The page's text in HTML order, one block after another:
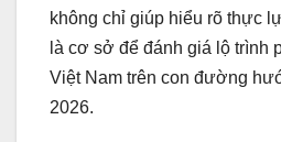
không chỉ giúp hiểu rõ thực
là cơ sở để đánh giá lộ trình
Việt Nam trên con đường
2026.